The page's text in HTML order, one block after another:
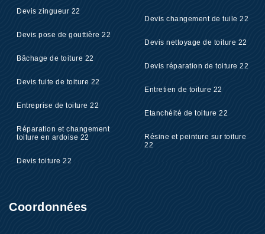
Devis zingueur 22
Devis pose de gouttière 22
Bâchage de toiture 22
Devis fuite de toiture 22
Entreprise de toiture 22
Réparation et changement
toiture en ardoise 22
Devis toiture 22
Devis changement de tuile 22
Devis nettoyage de toiture 22
Devis réparation de toiture 22
Entretien de toiture 22
Etanchéité de toiture 22
Résine et peinture sur toiture
22
Coordonnées